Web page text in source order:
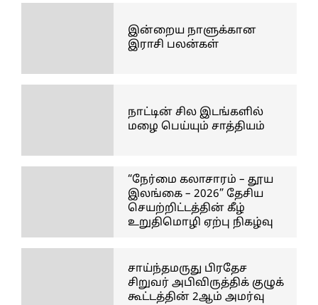
இன்றைய நாளுக்கான
இராசி பலன்கள்
நாட்டின் சில இடங்களில்
மழை பெய்யும் சாத்தியம்
“நேர்மை கலாசாரம் – தூய
இலங்கை – 2026” தேசிய
செயற்றிட்டத்தின் கீழ்
உறுதிமொழி ஏற்பு நிகழ்வு
சாய்ந்தமருது பிரதேச
சிறுவர் அபிவிருத்திக் குழுக்
கூட்டத்தின் 2ஆம் அமர்வு